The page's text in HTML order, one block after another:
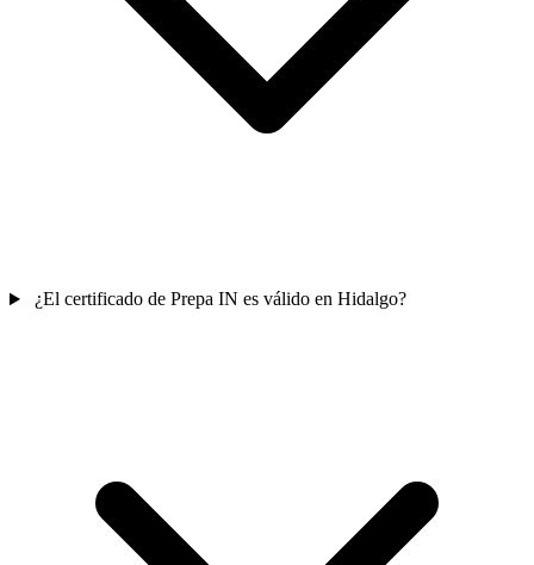
¿El certificado de Prepa IN es válido en Hidalgo?